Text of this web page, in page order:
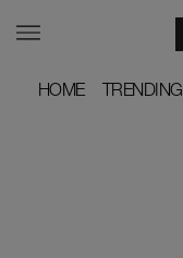
HOME
HOME TRENDING
TRENDING